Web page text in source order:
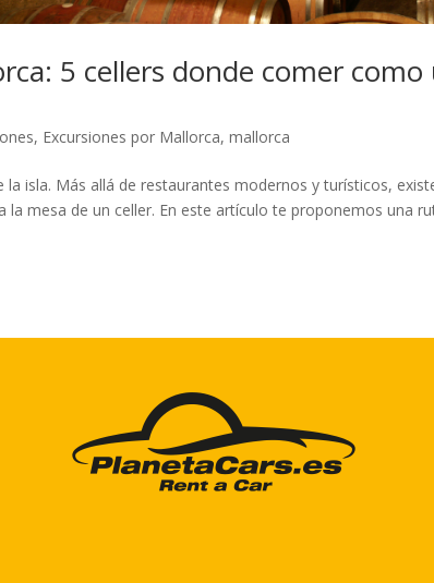
5 cellers donde comer como
, Excursiones por Mallorca,mallorca
isla. Más allá de restaurantes modernos y turísticos,
mesa de un celler. En este artículo te proponemos una